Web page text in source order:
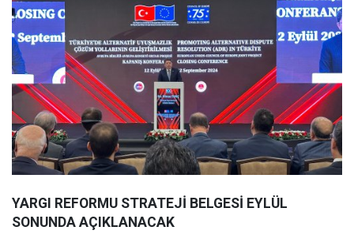
YARGI REFORMU STRATEJİ BELGESİ EYLÜL
SONUNDA AÇIKLANACAK